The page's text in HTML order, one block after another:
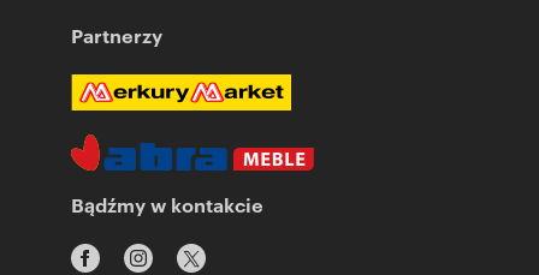
Partnerzy
Bądźmy w kontakcie